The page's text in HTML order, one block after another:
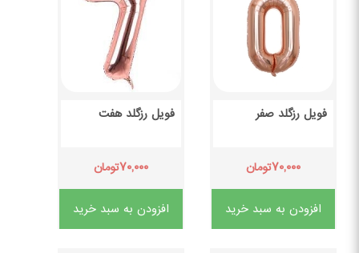
فویل رزگلد صفر
۷۰,۰۰۰تومان
افزودن به سبد خرید
فویل رزگلد هفت
۷۰,۰۰۰تومان
افزودن به سبد خرید